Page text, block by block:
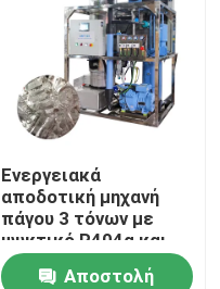
Ενεργειακά
αποδοτική μηχανή
πάγου 3 τόνων με
ψυκτικό R404α και
μεγάλη
χωρητικότητα
Αποστολή